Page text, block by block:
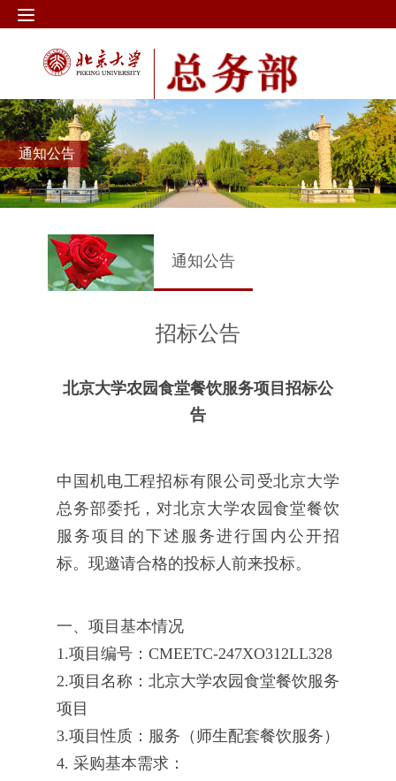
通知公告
通知公告
招标公告
北京大学农园食堂餐饮服务项目招标公
告
中国机电工程招标有限公司受北京大学
总务部委托，对北京大学农园食堂餐饮
服务项目的下述服务进行国内公开招
标。现邀请合格的投标人前来投标。
一、项目基本情况
1.项目编号：CMEETC-247XO312LL328
2.项目名称：北京大学农园食堂餐饮服务
项目
3.项目性质：服务（师生配套餐饮服务）
4. 采购基本需求：